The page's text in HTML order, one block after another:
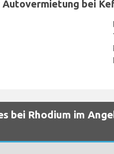
Autovermietung bei
bei Rhodium im